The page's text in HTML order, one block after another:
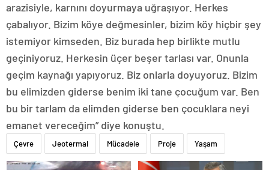
arazisiyle, karnını doyurmaya uğraşıyor. Herkes
çabalıyor. Bizim köye değmesinler, bizim köy hiçbir şey
istemiyor kimseden. Biz burada hep birlikte mutlu
geçiniyoruz. Herkesin üçer beşer tarlası var. Onunla
geçim kaynağı yapıyoruz. Biz onlarla doyuyoruz. Bizim
bu elimizden giderse benim iki tane çocuğum var. Ben
bu bir tarlam da elimden giderse ben çocuklara neyi
emanet vereceğim” diye konuştu.
Çevre Jeotermal Mücadele Proje Yaşam